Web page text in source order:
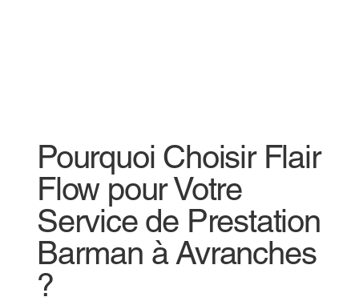
Pourquoi Choisir Flair
Flow pour Votre
Service de Prestation
Barman à Avranches
?